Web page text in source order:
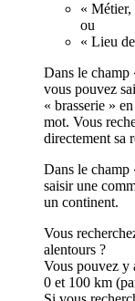
« Métier,
ou
« Lieu
Dans le champ
vous pouvez
« brasserie »
mot. Vous
directement sa
Dans le champ
saisir une
un continent.
Vous
alentours ?
Vous pouvez y
0 et 100 km